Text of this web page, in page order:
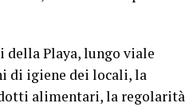
della Playa, lungo viale
di igiene dei locali, la
alimentari, la regolarità